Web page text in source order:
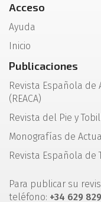
Acceso
Ayuda
Inicio
Publicaciones
Revista Española de
(REACA)
Revista del Pie y
Monografías de
Revista Española de
Para publicar su
teléfono: +34 629